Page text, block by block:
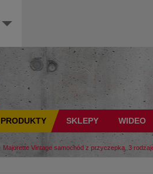
PRODUKTY SKLEPY WIDEO
Majorette Vintage samochód z przyczepką, 3